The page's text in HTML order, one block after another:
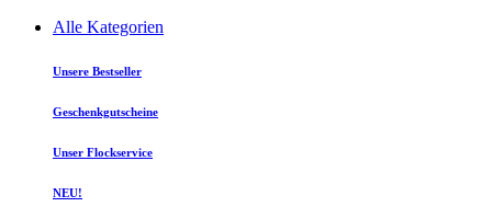
Alle Kategorien
Unsere Bestseller
Geschenkgutscheine
Unser Flockservice
NEU!